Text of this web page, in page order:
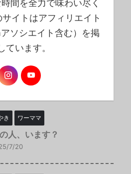
間を全力で味わい尽く
イトはアフィリエイト
ソシエイト含む）を掲
ています。
き ワーママ
人、います？
7/20